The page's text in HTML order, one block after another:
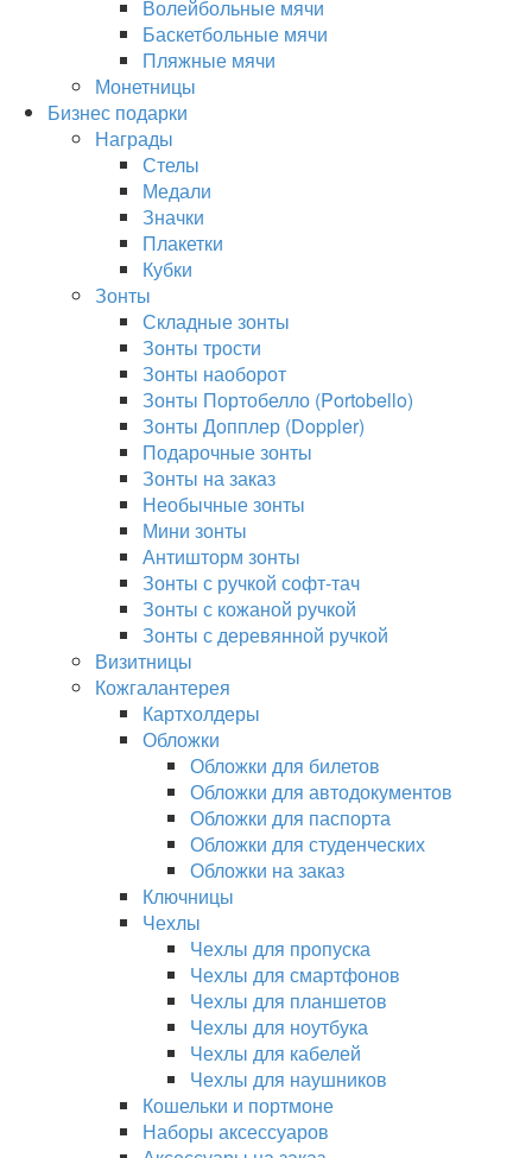
Волейбольные мячи
Баскетбольные мячи
Пляжные мячи
Монетницы
Бизнес подарки
Награды
Стелы
Медали
Значки
Плакетки
Кубки
Зонты
Складные зонты
Зонты трости
Зонты наоборот
Зонты Портобелло (Portobello)
Зонты Допплер (Doppler)
Подарочные зонты
Зонты на заказ
Необычные зонты
Мини зонты
Антишторм зонты
Зонты с ручкой софт-тач
Зонты с кожаной ручкой
Зонты с деревянной ручкой
Визитницы
Кожгалантерея
Картхолдеры
Обложки
Обложки для билетов
Обложки для автодокументов
Обложки для паспорта
Обложки для студенческих
Обложки на заказ
Ключницы
Чехлы
Чехлы для пропуска
Чехлы для смартфонов
Чехлы для планшетов
Чехлы для ноутбука
Чехлы для кабелей
Чехлы для наушников
Кошельки и портмоне
Наборы аксессуаров